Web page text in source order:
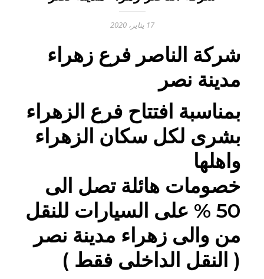
17 يناير، 2020
شركة الناصر فرع زهراء
مدينة نصر
بمناسبة افتتاح فرع الزهراء
بشرى لكل سكان الزهراء
واهلها
خصومات هائلة تصل الى
50 % على السيارات للنقل
من والى زهراء مدينة نصر
( النقل الداخلى فقط )